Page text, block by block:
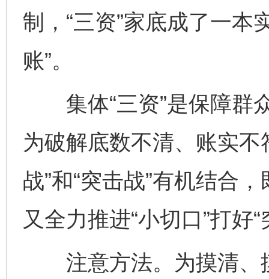
制，“三资”家底成了一本
账”。
集体“三资”是保障群
为破解底数不清、账实
战”和“突击战”有机结合
又全力推进“小切口”打好
注意方法。为摸清、